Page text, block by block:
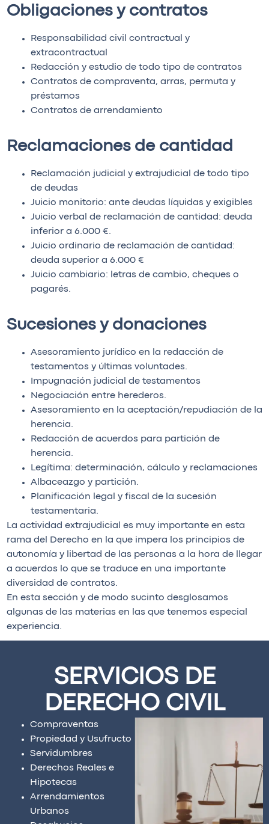
Obligaciones y contratos
Responsabilidad civil contractual y
extracontractual
Redacción y estudio de todo tipo de contratos
Contratos de compraventa, arras, permuta y
préstamos
Contratos de arrendamiento
Reclamaciones de cantidad
Reclamación judicial y extrajudicial de todo tipo
de deudas
Juicio monitorio: ante deudas líquidas y exigibles
Juicio verbal de reclamación de cantidad: deuda
inferior a 6.000 €.
Juicio ordinario de reclamación de cantidad:
deuda superior a 6.000 €
Juicio cambiario: letras de cambio, cheques o
pagarés.
Sucesiones y donaciones
Asesoramiento jurídico en la redacción de
testamentos y últimas voluntades.
Impugnación judicial de testamentos
Negociación entre herederos.
Asesoramiento en la aceptación/repudiación de la
herencia.
Redacción de acuerdos para partición de
herencia.
Legítima: determinación, cálculo y reclamaciones
Albaceazgo y partición.
Planificación legal y fiscal de la sucesión
testamentaria.
La actividad extrajudicial es muy importante en esta
rama del Derecho en la que impera los principios de
autonomía y libertad de las personas a la hora de llegar
a acuerdos lo que se traduce en una importante
diversidad de contratos.
En esta sección y de modo sucinto desglosamos
algunas de las materias en las que tenemos especial
experiencia.
SERVICIOS DE
DERECHO CIVIL
Compraventas
Propiedad y Usufructo
Servidumbres
Derechos Reales e
Hipotecas
Arrendamientos
Urbanos